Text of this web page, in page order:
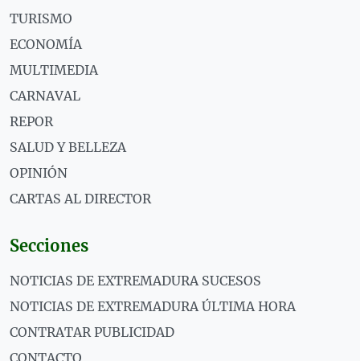
TURISMO
ECONOMÍA
MULTIMEDIA
CARNAVAL
REPOR
SALUD Y BELLEZA
OPINIÓN
CARTAS AL DIRECTOR
Secciones
NOTICIAS DE EXTREMADURA SUCESOS
NOTICIAS DE EXTREMADURA ÚLTIMA HORA
CONTRATAR PUBLICIDAD